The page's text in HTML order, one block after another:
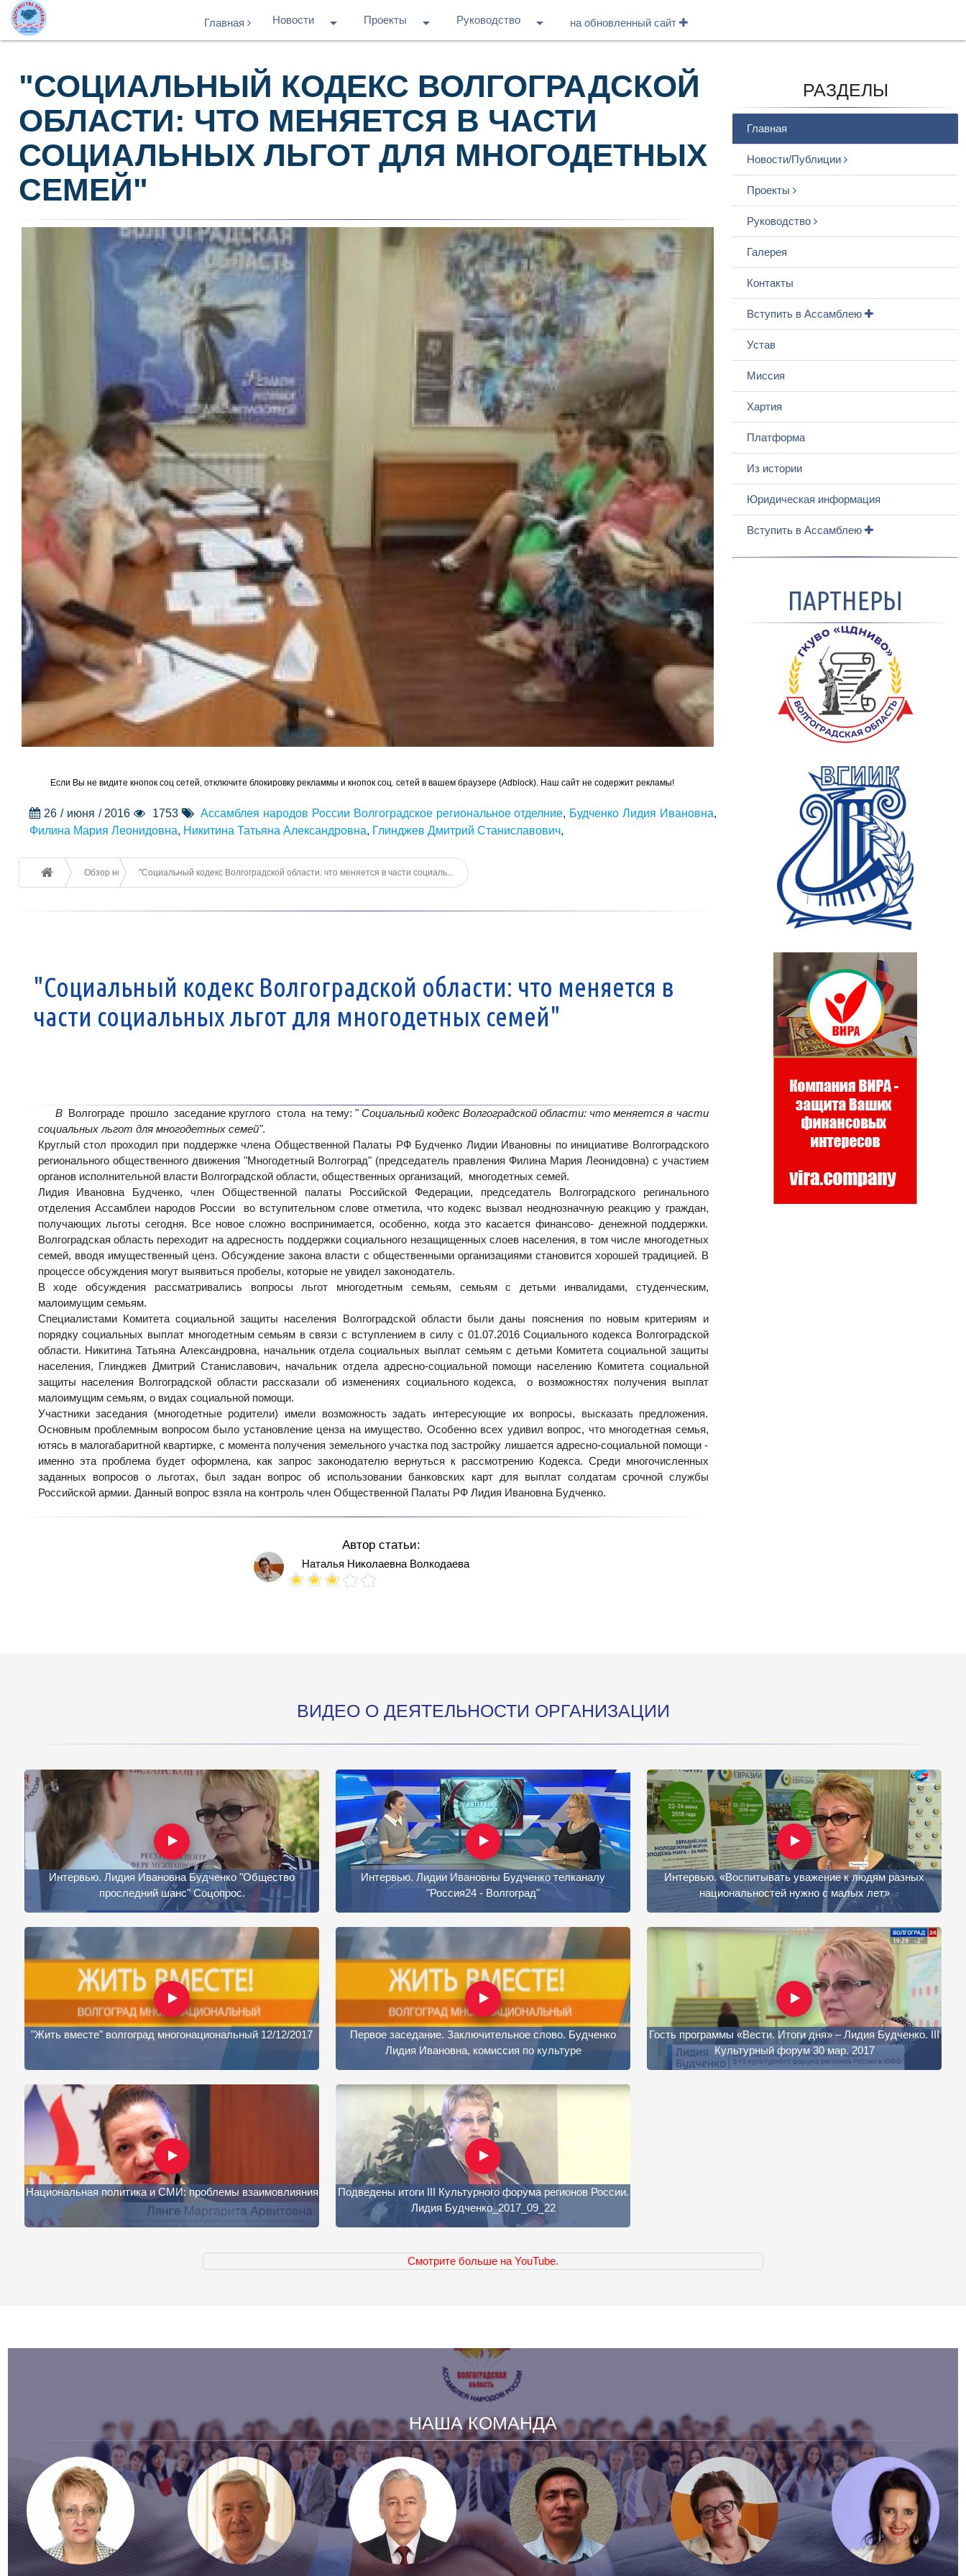
Главная Новости arrow_drop_down Проекты arrow_drop_down Руководство arrow_drop_down на обновленный сайт
"СОЦИАЛЬНЫЙ КОДЕКС ВОЛГОГРАДСКОЙ
ОБЛАСТИ: ЧТО МЕНЯЕТСЯ В ЧАСТИ
СОЦИАЛЬНЫХ ЛЬГОТ ДЛЯ МНОГОДЕТНЫХ
СЕМЕЙ"
Если Вы не видите кнопок соц сетей, отключите блокировку рекламмы и кнопок соц. сетей в вашем браузере (Adblock). Наш сайт не содержит рекламы!
26 / июня / 2016 1753 Ассамблея народов России Волгоградское региональное отделние, Будченко Лидия Ивановна,
Филина Мария Леонидовна, Никитина Татьяна Александровна, Глинджев Дмитрий Станиславович,
Обзор новостей"Социальный кодекс Волгоградской области: что меняется в части социаль...
"Социальный кодекс Волгоградской области: что меняется в
части социальных льгот для многодетных семей"
ВВолгограде прошло заседание круглого стола на тему: "Социальный кодекс Волгоградской области: что меняется в части
социальных льгот для многодетных семей".
Круглый стол проходил при поддержке члена Общественной Палаты РФ Будченко Лидии Ивановны по инициативе Волгоградского
регионального общественного движения "Многодетный Волгоград" (председатель правления Филина Мария Леонидовна) с участием
органов исполнительной власти Волгоградской области, общественных организаций, многодетных семей.
Лидия Ивановна Будченко, член Общественной палаты Российской Федерации, председатель Волгоградского регинального
отделения Ассамблеи народов России во вступительном слове отметила, что кодекс вызвал неоднозначную реакцию у граждан,
получающих льготы сегодня. Все новое сложно воспринимается, особенно, когда это касается финансово- денежной поддержки.
Волгоградская область переходит на адресность поддержки социального незащищенных слоев населения, в том числе многодетных
семей, вводя имущественный ценз. Обсуждение закона власти с общественными организациями становится хорошей традицией. В
процессе обсуждения могут выявиться пробелы, которые не увидел законодатель.
В ходе обсуждения рассматривались вопросы льгот многодетным семьям, семьям с детьми инвалидами, студенческим,
малоимущим семьям.
Специалистами Комитета социальной защиты населения Волгоградской области были даны пояснения по новым критериям и
порядку социальных выплат многодетным семьям в связи с вступлением в силу с 01.07.2016 Социального кодекса Волгоградской
области. Никитина Татьяна Александровна, начальник отдела социальных выплат семьям с детьми Комитета социальной защиты
населения, Глинджев Дмитрий Станиславович, начальник отдела адресно-социальной помощи населению Комитета социальной
защиты населения Волгоградской области рассказали об изменениях социального кодекса, о возможностях получения выплат
малоимущим семьям, о видах социальной помощи.
Участники заседания (многодетные родители) имели возможность задать интересующие их вопросы, высказать предложения.
Основным проблемным вопросом было установление ценза на имущество. Особенно всех удивил вопрос, что многодетная семья,
ютясь в малогабаритной квартирке, с момента получения земельного участка под застройку лишается адресно-социальной помощи -
именно эта проблема будет оформлена, как запрос законодателю вернуться к рассмотрению Кодекса. Среди многочисленных
заданных вопросов о льготах, был задан вопрос об использовании банковских карт для выплат солдатам срочной службы
Российской армии. Данный вопрос взяла на контроль член Общественной Палаты РФ Лидия Ивановна Будченко.
Автор статьи:
Наталья Николаевна Волкодаева
РАЗДЕЛЫ
Главная
Новости/Публиции
Проекты
Руководство
Галерея
Контакты
Вступить в Ассамблею
Устав
Миссия
Хартия
Платформа
Из истории
Юридическая информация
Вступить в Ассамблею
ПАРТНЕРЫ
ВИДЕО О ДЕЯТЕЛЬНОСТИ ОРГАНИЗАЦИИ
Интервью. Лидия Ивановна Будченко "Общество
проследний шанс" Соцопрос.
Интервью. Лидии Ивановны Будченко телканалу
"Россия24 - Волгоград"
Интервью. «Воспитывать уважение к людям разных
национальностей нужно с малых лет»
"Жить вместе" волгоград многонациональный 12/12/2017
Первое заседание. Заключительное слово. Будченко
Лидия Ивановна, комиссия по культуре
Гость программы «Вести. Итоги дня» – Лидия Будченко. III
Культурный форум 30 мар. 2017
Национальная политика и СМИ: проблемы взаимовлияния
Подведены итоги III Культурного форума регионов России.
Лидия Будченко_2017_09_22
Смотрите больше на YouTube.
НАША КОМАНДА